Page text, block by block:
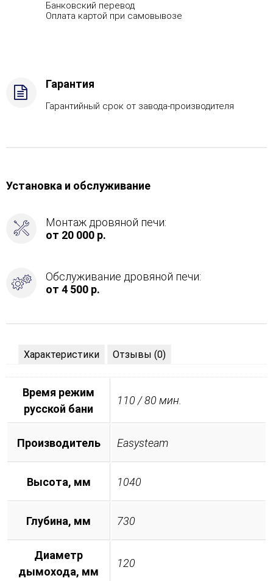
Слева
Банковский перевод
Оплата картой при самовывозе
Гарантия
Гарантийный срок от завода-производителя
Установка и обслуживание
Монтаж дровяной печи:
от 20 000 р.
Обслуживание дровяной печи:
от 4 500 р.
Характеристики Отзывы (0)
Время режим
русской бани
110 / 80 мин.
Производитель Easysteam
Высота, мм 1040
Глубина, мм 730
Диаметр
дымохода, мм
120